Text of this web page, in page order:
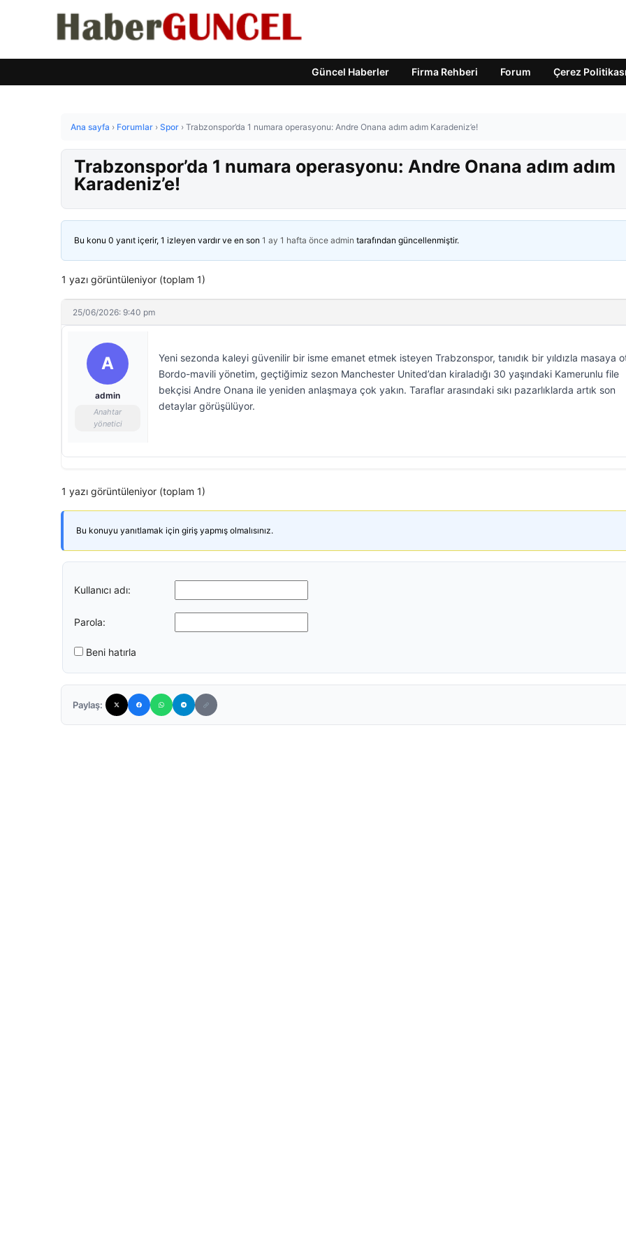
Güncel Haberler Firma Rehberi Forum Çerez Politikası
Ana sayfa › Forumlar › Spor › Trabzonspor’da 1 numara operasyonu: Andre Onana adım adım Karadeniz’e!
Trabzonspor’da 1 numara operasyonu: Andre Onana adım adım
Karadeniz’e!
Bu konu 0 yanıt içerir, 1 izleyen vardır ve en son 1 ay 1 hafta önce admin tarafından güncellenmiştir.
1 yazı görüntüleniyor (toplam 1)
25/06/2026: 9:40 pm
A
admin
Anahtar
yönetici
Yeni sezonda kaleyi güvenilir bir isme emanet etmek isteyen Trabzonspor, tanıdık bir yıldızla masaya
Bordo-mavili yönetim, geçtiğimiz sezon Manchester United’dan kiraladığı 30 yaşındaki Kamerunlu file
bekçisi Andre Onana ile yeniden anlaşmaya çok yakın. Taraflar arasındaki sıkı pazarlıklarda artık son
detaylar görüşülüyor.
1 yazı görüntüleniyor (toplam 1)
Bu konuyu yanıtlamak için giriş yapmış olmalısınız.
Kullanıcı adı:
Parola:
Beni hatırla
Paylaş: